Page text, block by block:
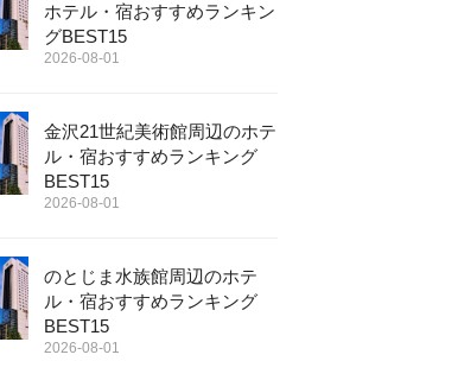
ホテル・宿おすすめランキン
グBEST15
2026-08-01
金沢21世紀美術館周辺のホテ
ル・宿おすすめランキング
BEST15
2026-08-01
のとじま水族館周辺のホテ
ル・宿おすすめランキング
BEST15
2026-08-01